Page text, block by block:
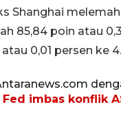
Shanghai
85,84 poin atau
0,01 persen ke
imbas konflik